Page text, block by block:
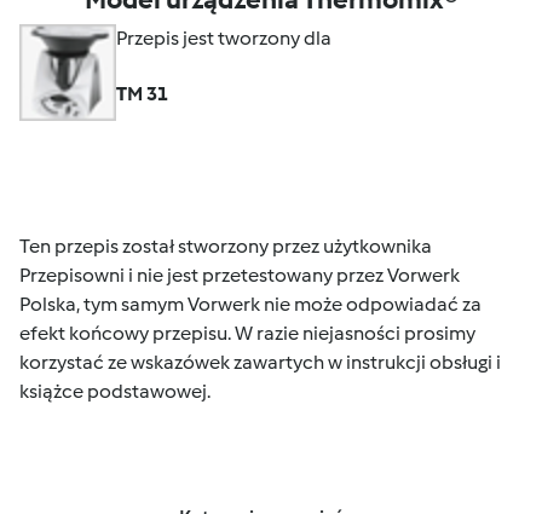
Przepis jest tworzony dla
TM 31
Ten przepis został stworzony przez użytkownika
Przepisowni i nie jest przetestowany przez Vorwerk
Polska, tym samym Vorwerk nie może odpowiadać za
efekt końcowy przepisu. W razie niejasności prosimy
korzystać ze wskazówek zawartych w instrukcji obsługi i
książce podstawowej.